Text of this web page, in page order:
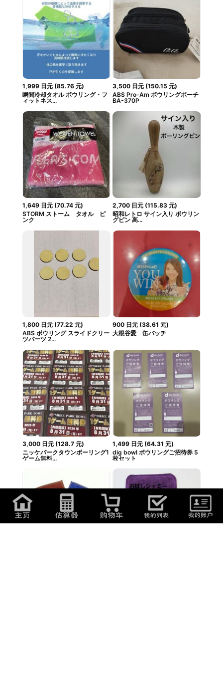
1,999 日元(85.76 元)
瞬間冷却タオル ボウリング・フ
ィットネス...
3,500 日元 (150.15 元)
ABS Pro-Am ボウリングポーチ
BA-370P
1,649 日元(70.74 元)
STORM ストーム タオル ピ
ンク
2,700 日元 (115.83 元)
昭和レトロ サイン入り ボウリン
グピン 高...
1,800 日元(77.22 元)
ABS ボウリング スライドクリー
ツパーツ 2...
900 日元 (38.61 元)
大根谷愛 缶バッチ
3,000 日元(128.7 元)
ニッケパークタウンボーリング1
ゲーム無料...
1,499 日元 (64.31 元)
dig bowl ボウリングご招待券 5
枚セット